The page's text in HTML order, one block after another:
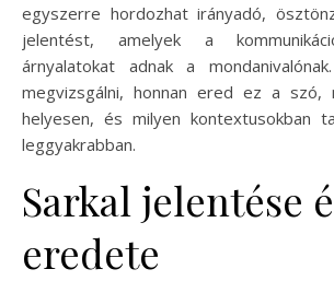
egyszerre hordozhat irányadó,
jelentést, amelyek a
árnyalatokat adnak a
megvizsgálni, honnan ered ez a szó,
helyesen, és milyen kontextusokban
leggyakrabban.
Sarkal jelentése
eredete